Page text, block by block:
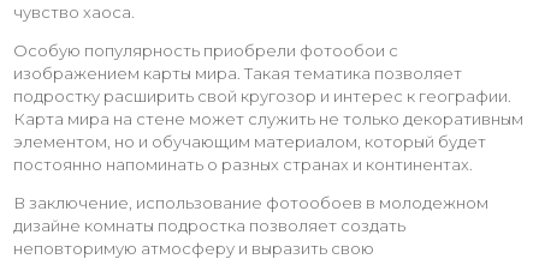
чувство хаоса.
Особую популярность приобрели фотообои с
изображением карты мира. Такая тематика позволяет
подростку расширить свой кругозор и интерес к географии.
Карта мира на стене может служить не только декоративным
элементом, но и обучающим материалом, который будет
постоянно напоминать о разных странах и континентах.
В заключение, использование фотообоев в молодежном
дизайне комнаты подростка позволяет создать
неповторимую атмосферу и выразить свою